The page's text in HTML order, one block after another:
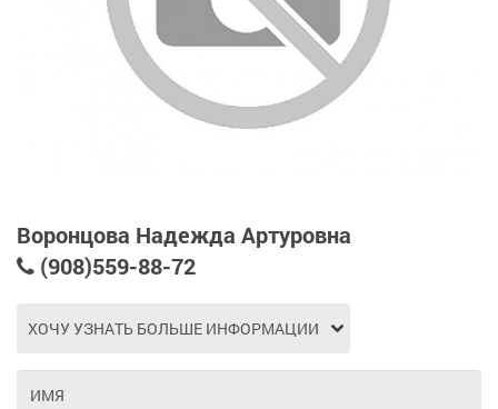
Воронцова Надежда Артуровна
(908)559-88-72